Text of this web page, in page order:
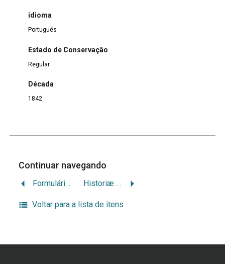
idioma
Português
Estado de Conservação
Regular
Década
1842
Continuar navegando
Formulário do Processo das Quebras dos Commerciantes Matriculados ou Não Matriculados Historiæ Juris Civilis Lusitani — Liber Singularis
Voltar para a lista de itens